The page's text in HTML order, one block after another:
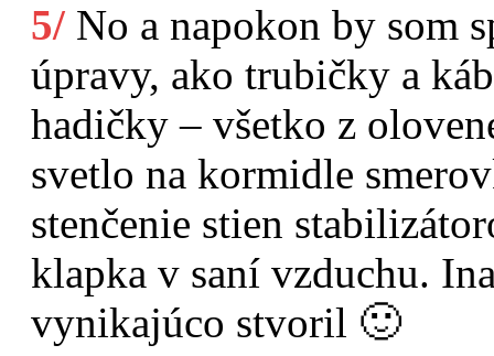
5/ No a napokon by som
úpravy, ako trubičky a
hadičky – všetko z
svetlo na kormidle
stenčenie stien
klapka v saní vzduchu.
vynikajúco stvoril 🙂